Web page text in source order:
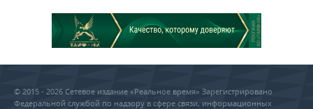
© 2015 - 2026 Сетевое издание «Реальное время» Зарегистрировано
Федеральной службой по надзору в сфере связи, информационных